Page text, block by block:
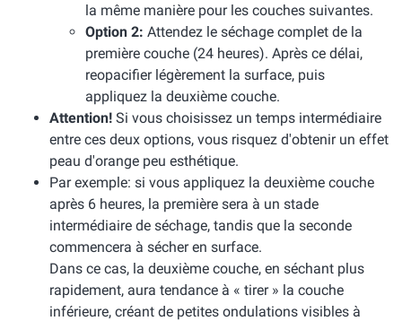
la même manière pour les couches suivantes.
Option 2: Attendez le séchage complet de la
première couche (24 heures). Après ce délai,
reopacifier légèrement la surface, puis
appliquez la deuxième couche.
Attention! Si vous choisissez un temps intermédiaire
entre ces deux options, vous risquez d'obtenir un effet
peau d'orange peu esthétique.
Par exemple: si vous appliquez la deuxième couche
après 6 heures, la première sera à un stade
intermédiaire de séchage, tandis que la seconde
commencera à sécher en surface.
Dans ce cas, la deuxième couche, en séchant plus
rapidement, aura tendance à « tirer » la couche
inférieure, créant de petites ondulations visibles à